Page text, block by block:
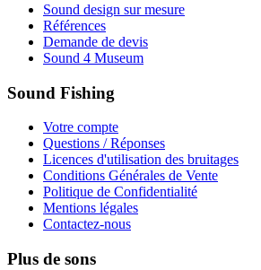
Sound design sur mesure
Références
Demande de devis
Sound 4 Museum
Sound Fishing
Votre compte
Questions / Réponses
Licences d'utilisation des bruitages
Conditions Générales de Vente
Politique de Confidentialité
Mentions légales
Contactez-nous
Plus de sons